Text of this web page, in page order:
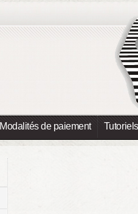
Modalités de paiement Tutoriels